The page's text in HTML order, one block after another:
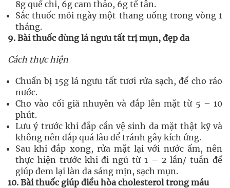
8g quế chi, 6g cam thảo, 6g tế tân.
Sắc thuốc mỗi ngày một thang uống trong vòng 1
tháng.
9. Bài thuốc dùng lá ngưu tất trị mụn, đẹp da
Cách thực hiện
Chuẩn bị 15g lá ngưu tất tươi rửa sạch, để cho ráo
nước.
Cho vào cối giã nhuyễn và đắp lên mặt từ 5 – 10
phút.
Lưu ý trước khi đắp cần vệ sinh da mặt thật kỹ và
không nên đắp quá lâu để tránh gây kích ứng.
Sau khi đắp xong, rửa mặt lại với nước ấm, nên
thực hiện trước khi đi ngủ từ 1 – 2 lần/ tuần để
giúp đem lại làn da sáng mịn, sạch mụn.
10. Bài thuốc giúp điều hòa cholesterol trong máu